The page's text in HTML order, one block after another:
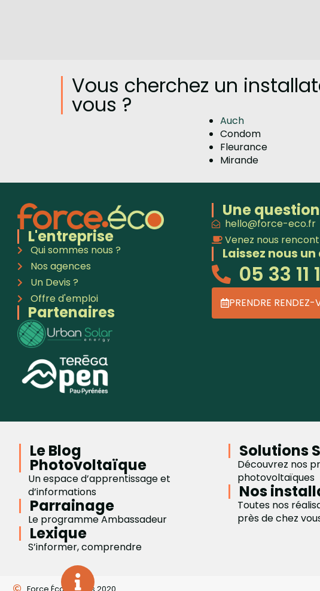
Vous cherchez un
vous ?
Auch
Condom
Fleurance
Mirande
L'entreprise
Qui sommes nous ?
Nos agences
Un Devis ?
Offre d'emploi
Partenaires
Une
hello@force-eco.fr
Venez nous
Laissez nous un
05 33 11
PRENDRE RENDEZ-
Le Blog
Photovoltaïque
Un espace d’apprentissage et
d’informations
Parrainage
Le programme Ambassadeur
Lexique
S’informer, comprendre
Solutions
Découvrez nos
photovoltaïques
Nos
Toutes nos
près de chez
Force Éco, depuis 2020